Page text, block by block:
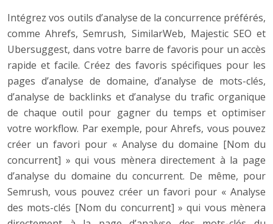
Intégrez vos outils d’analyse de la concurrence préférés,
comme Ahrefs, Semrush, SimilarWeb, Majestic SEO et
Ubersuggest, dans votre barre de favoris pour un accès
rapide et facile. Créez des favoris spécifiques pour les
pages d’analyse de domaine, d’analyse de mots-clés,
d’analyse de backlinks et d’analyse du trafic organique
de chaque outil pour gagner du temps et optimiser
votre workflow. Par exemple, pour Ahrefs, vous pouvez
créer un favori pour « Analyse du domaine [Nom du
concurrent] » qui vous mènera directement à la page
d’analyse du domaine du concurrent. De même, pour
Semrush, vous pouvez créer un favori pour « Analyse
des mots-clés [Nom du concurrent] » qui vous mènera